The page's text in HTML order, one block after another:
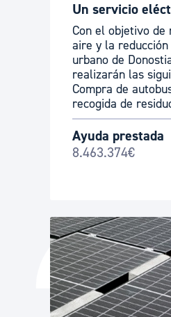
Un servicio
Con el objetivo
aire y la
urbano de
realizarán las
Compra de
recogida de
Ayuda prestada
8.463.374€